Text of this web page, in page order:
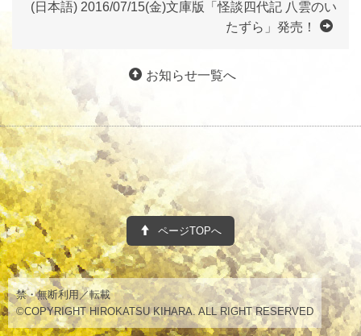
(日本語) 2016/07/15(金)文庫版「怪談四代記 八雲のい
たずら」発売！
お知らせ一覧へ
ページTOPへ
禁・無断利用／転載
©COPYRIGHT HIROKATSU KIHARA. ALL RIGHT RESERVED